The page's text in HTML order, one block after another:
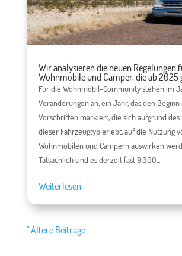
Wir analysieren die neuen Regelungen
Wohnmobile und Camper, die ab 2025
Für die Wohnmobil-Community stehen im
Veränderungen an, ein Jahr, das den
Vorschriften markiert, die sich aufgrund des
dieser Fahrzeugtyp erlebt, auf die Nutzung
Wohnmobilen und Campern auswirken
Tatsächlich sind es derzeit fast 9.000...
Weiterlesen
" Ältere Beiträge